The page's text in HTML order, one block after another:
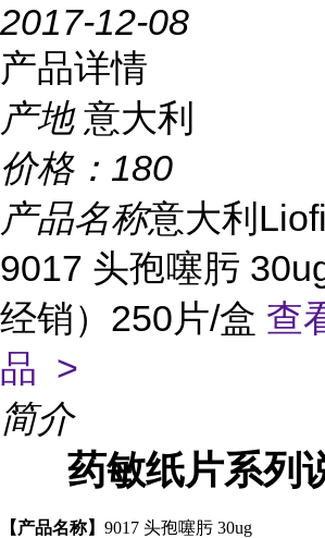
2017-12-08
产品详情
产地 意大利
价格： 180
产品名称意大利
9017 头孢噻肟
经销）250片/盒 查
品 >
简介
药敏纸片系列
【产品名称】 9017 头孢噻肟 30ug